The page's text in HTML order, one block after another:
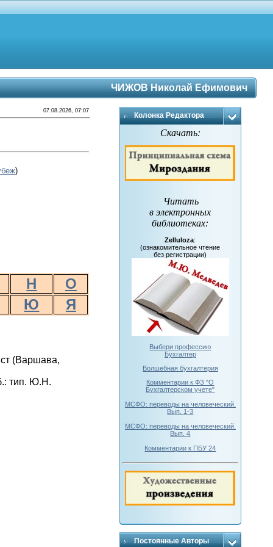
ЧИЖОВ Николай Ефимович
07.08.2026, 07:07
)
Н
О
Ю Я
(Варшава,
тип. Ю.Н.
Колонка Редактора
Скачать:
Читать
в электронных
библиотеках:
Zelluloza:
(ознакомительное чтение
без регистрации)
Выбери профессию
Бухгалтер
Волшебная бухгалтерия
Комментарии к ФЗ "О
Бухгалтерском учете"
МСФО: переводы на человеческий.
Вып. 1-3
МСФО: переводы на человеческий.
Вып. 4
Комментарии к ПБУ 24
Постоянные Авторы